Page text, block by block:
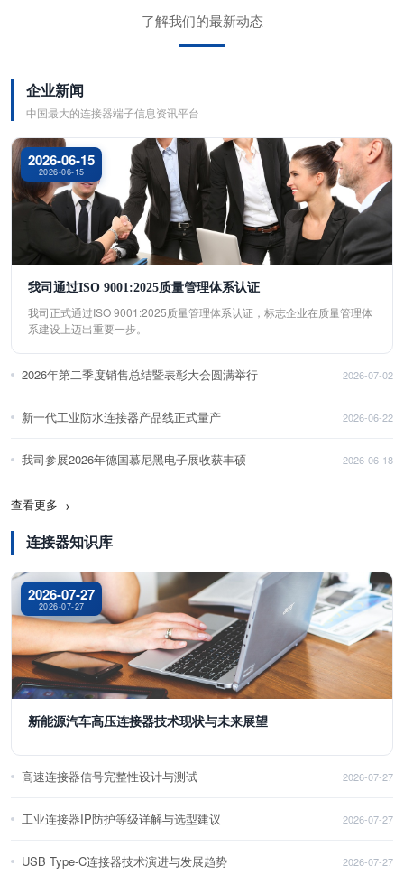
了解我们的最新动态
企业新闻
中国最大的连接器端子信息资讯平台
2026-06-15
2026-06-15
我司通过ISO 9001:2025质量管理体系认证
我司正式通过ISO 9001:2025质量管理体系认证，标志企业在质量管理体
系建设上迈出重要一步。
2026年第二季度销售总结暨表彰大会圆满举行 2026-07-02
新一代工业防水连接器产品线正式量产 2026-06-22
我司参展2026年德国慕尼黑电子展收获丰硕 2026-06-18
查看更多→
连接器知识库
2026-07-27
2026-07-27
新能源汽车高压连接器技术现状与未来展望
高速连接器信号完整性设计与测试 2026-07-27
工业连接器IP防护等级详解与选型建议 2026-07-27
USB Type-C连接器技术演进与发展趋势 2026-07-27